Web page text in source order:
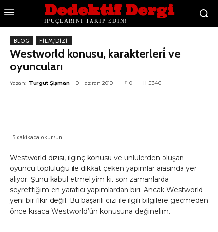
Dedektif Dergi
İPUÇLARINI TAKİP EDİN!
BLOG FILM/DIZI
Westworld konusu, karakterleri̇ ve
oyuncuları
Yazan: Turgut Şişman 9 Haziran 2019 0 5346
5 dakikada okursun
Westworld dizisi, ilginç konusu ve ünlülerden oluşan
oyuncu topluluğu ile dikkat çeken yapımlar arasında yer
alıyor. Şunu kabul etmeliyim ki, son zamanlarda
seyrettiğim en yaratıcı yapımlardan biri. Ancak Westworld
yeni bir fikir değil. Bu başarılı dizi ile ilgili bilgilere geçmeden
önce kısaca Westworld’ün konusuna değinelim.